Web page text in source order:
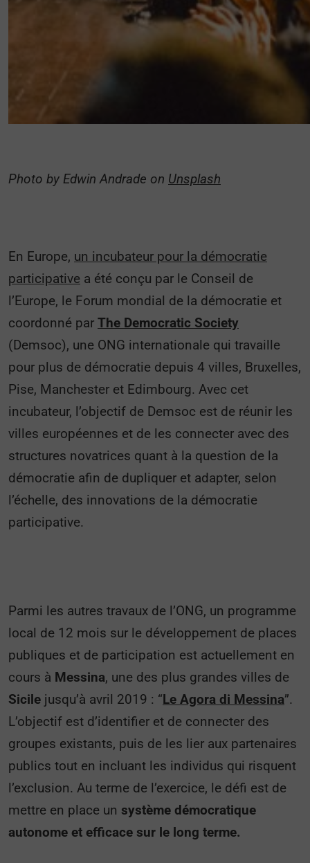
Photo by Edwin Andrade on Unsplash
En Europe, un incubateur pour la démocratie
participative a été conçu par le Conseil de
l’Europe, le Forum mondial de la démocratie et
coordonné par The Democratic Society
(Demsoc), une ONG internationale qui travaille
pour plus de démocratie depuis 4 villes, Bruxelles,
Pise, Manchester et Edimbourg. Avec cet
incubateur, l’objectif de Demsoc est de réunir les
villes européennes et de les connecter avec des
structures novatrices quant à la question de la
démocratie afin de dupliquer et adapter, selon
l’échelle, des innovations de la démocratie
participative.
Parmi les autres travaux de l’ONG, un programme
local de 12 mois sur le développement de places
publiques et de participation est actuellement en
cours à Messina, une des plus grandes villes de
Sicile jusqu’à avril 2019 : “Le Agora di Messina”.
L’objectif est d’identifier et de connecter des
groupes existants, puis de les lier aux partenaires
publics tout en incluant les individus qui risquent
l’exclusion. Au terme de l’exercice, le défi est de
mettre en place un système démocratique
autonome et efficace sur le long terme.